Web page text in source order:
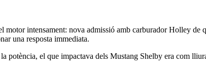
intensament: nova admissió amb carburador Holley de
una resposta immediata.
el que impactava dels Mustang Shelby era com